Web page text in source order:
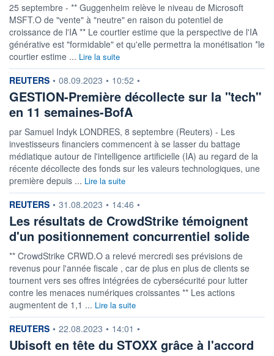
25 septembre - ** Guggenheim relève le niveau de Microsoft
MSFT.O de "vente" à "neutre" en raison du potentiel de
croissance de l'IA ** Le courtier estime que la perspective de l'IA
générative est "formidable" et qu'elle permettra la monétisation *le
courtier estime ... Lire la suite
information fournie par
REUTERS • 08.09.2023 • 10:52 •
GESTION-Première décollecte sur la "tech"
en 11 semaines-BofA
par Samuel Indyk LONDRES, 8 septembre (Reuters) - Les
investisseurs financiers commencent à se lasser du battage
médiatique autour de l'intelligence artificielle (IA) au regard de la
récente décollecte des fonds sur les valeurs technologiques, une
première depuis ... Lire la suite
information fournie par
REUTERS • 31.08.2023 • 14:46 •
Les résultats de CrowdStrike témoignent
d'un positionnement concurrentiel solide
** CrowdStrike CRWD.O a relevé mercredi ses prévisions de
revenus pour l'année fiscale , car de plus en plus de clients se
tournent vers ses offres intégrées de cybersécurité pour lutter
contre les menaces numériques croissantes ** Les actions
augmentent de 1,1 ... Lire la suite
information fournie par
REUTERS • 22.08.2023 • 14:01 •
Ubisoft en tête du STOXX grâce à l'accord